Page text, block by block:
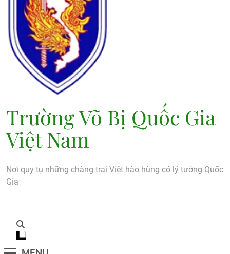
Trường Võ Bị Quốc Gia
Việt Nam
Nơi quy tụ những chàng trai Việt hào hùng có lý tưởng Quốc
Gia